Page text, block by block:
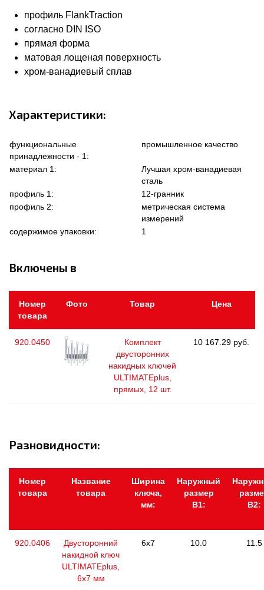
профиль FlankTraction
согласно DIN ISO
прямая форма
матовая лощеная поверхность
хром-ванадиевый сплав
Характеристики:
функциональные
принадлежности - 1:
промышленное качество
материал 1:
Лучшая хром-ванадиевая
сталь
профиль 1:
12-гранник
профиль 2:
метрическая система
измерений
содержимое упаковки:
1
Включены в
Номер
товара
Фото Товар Цена
920.0450
Комплект
двусторонних
накидных ключей
ULTIMATEplus,
прямых, 12 шт.
10 167.29 руб.
Разновидности:
Номер
товара
Название
товара
Ширина
ключа,
мм:
Наружный
размер
В1:
В2:
920.0406
Двусторонний
накидной ключ
ULTIMATEplus,
6х7 мм
6x7 10.0 11.5